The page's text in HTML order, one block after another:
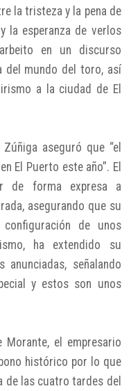
la tristeza y la pena de
la esperanza de verlos
en un discurso
del mundo del toro, así
a la ciudad de El
aseguró que “el
El Puerto este año”. El
de forma expresa a
asegurando que su
de unos
ha extendido su
señalando
y estos son unos
el empresario
histórico por lo que
de las cuatro tardes del